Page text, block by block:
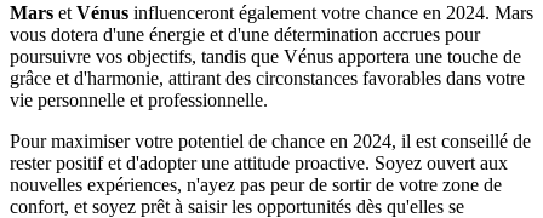
Mars et Vénus influenceront également votre chance en 2024. Mars
vous dotera d'une énergie et d'une détermination accrues pour
poursuivre vos objectifs, tandis que Vénus apportera une touche de
grâce et d'harmonie, attirant des circonstances favorables dans votre
vie personnelle et professionnelle.
Pour maximiser votre potentiel de chance en 2024, il est conseillé de
rester positif et d'adopter une attitude proactive. Soyez ouvert aux
nouvelles expériences, n'ayez pas peur de sortir de votre zone de
confort, et soyez prêt à saisir les opportunités dès qu'elles se